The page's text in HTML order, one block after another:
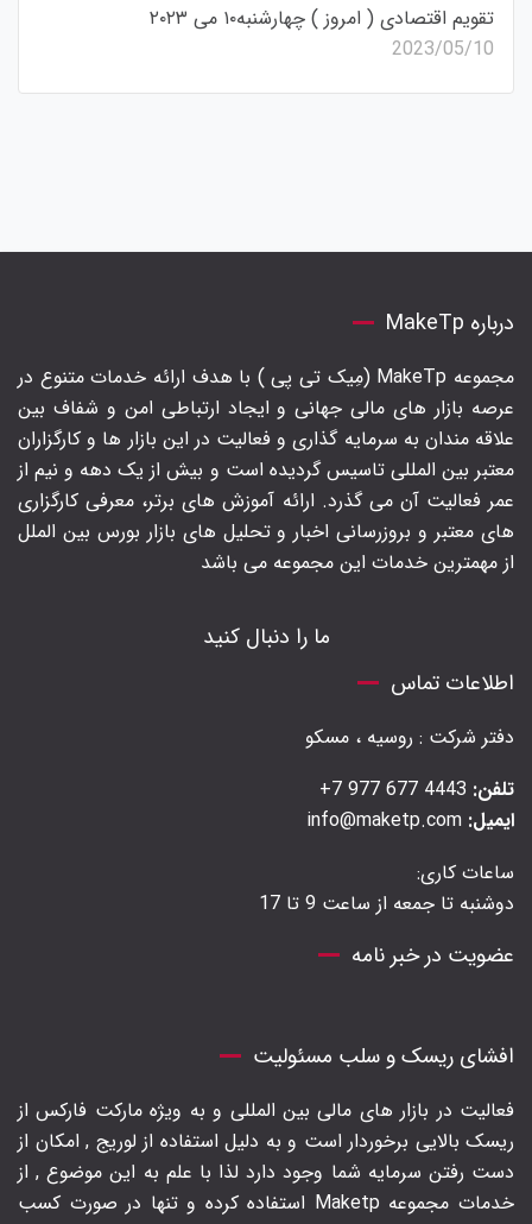
تقویم اقتصادی ( امروز ) چهارشنبه۱۰ می ۲۰۲۳
2023/05/10
درباره MakeTp
مجموعه MakeTp (مِیک تی پی ) با هدف ارائه خدمات متنوع در
عرصه بازار های مالی جهانی و ایجاد ارتباطی امن و شفاف بین
علاقه مندان به سرمایه گذاری و فعالیت در این بازار ها و کارگزاران
معتبر بین المللی تاسیس گردیده است و بیش از یک دهه و نیم از
عمر فعالیت آن می گذرد. ارائه آموزش های برتر‍، معرفی کارگزاری
های معتبر و بروزرسانی اخبار و تحلیل های بازار بورس بین الملل
از مهمترین خدمات این مجموعه می باشد
ما را دنبال کنید
اطلاعات تماس
دفتر شرکت : روسیه ، مسکو
تلفن:
ایمیل:
ساعات کاری:
دوشنبه تا جمعه از ساعت 9 تا 17
عضویت در خبر نامه
افشای ریسک و سلب مسئولیت
فعالیت در بازار های مالی بین المللی و به ویژه مارکت فارکس از
ریسک بالایی برخوردار است و به دلیل استفاده از لوریج , امکان از
دست رفتن سرمایه شما وجود دارد لذا با علم به این موضوع , از
خدمات مجموعه Maketp استفاده کرده و تنها در صورت کسب